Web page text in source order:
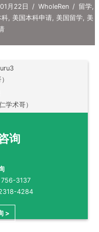
月22日 / WholeRen / 留学,
科, 美国本科申请, 美国留学, 美
学术哥）
询
3137
4284
>